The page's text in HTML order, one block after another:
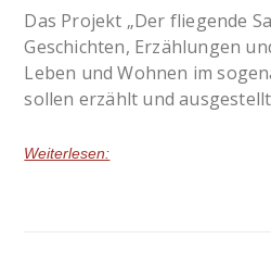
Das Projekt „Der fliegende
Geschichten, Erzählungen
Leben und Wohnen im
sollen erzählt und
Weiterlesen: